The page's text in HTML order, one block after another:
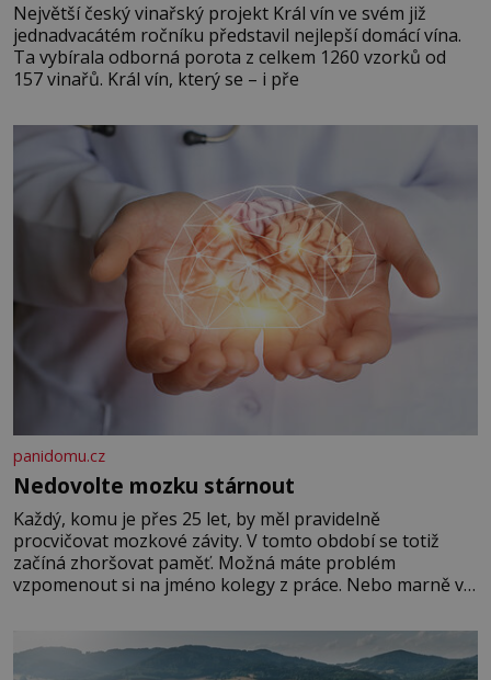
Největší český vinařský projekt Král vín ve svém již
jednadvacátém ročníku představil nejlepší domácí vína.
Ta vybírala odborná porota z celkem 1260 vzorků od
157 vinařů. Král vín, který se – i pře
panidomu.cz
Nedovolte mozku stárnout
Každý, komu je přes 25 let, by měl pravidelně
procvičovat mozkové závity. V tomto období se totiž
začíná zhoršovat paměť. Možná máte problém
vzpomenout si na jméno kolegy z práce. Nebo marně v
Je to opravdu tak, s věkem jako kdyby se paměť
rozhodla stávkovat. Cvičte